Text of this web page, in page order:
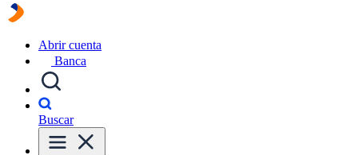
Abrir cuenta
Banca
Buscar